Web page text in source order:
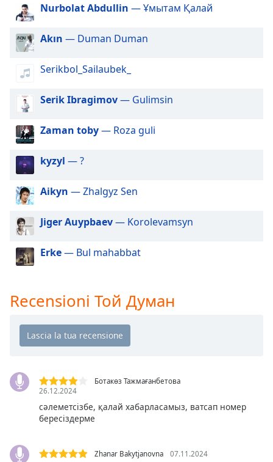
in-
Picture
Fullscreen
This
window.
Beginning
dialog
window.
cancel
and
close
window.
Color
Opacity
Text
Background
Nurbolat Abdullin — Ұмытам Қалай
Akın — Duman Duman
Serikbol_Sailaubek_
Serik Ibragimov— Gulimsin
Zaman toby— Roza guli
kyzyl — ?
Aikyn — Zhalgyz Sen
Jiger Auypbaev— Korolevamsyn
Erke— Bul mahabbat
Recensioni Той Думан
Ботакөз Тажмағанбетова
26.12.2024
сәлеметсізбе, қалай хабарласамыз, ватсап номер
бересіздерме
Zhanar Bakytjanovna 07.11.2024